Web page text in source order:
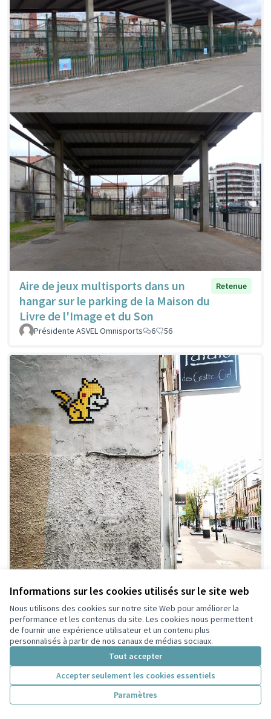
Informations sur les cookies utilisés sur le site web
Nous utilisons des cookies sur notre site Web pour améliorer la
performance et les contenus du site. Les cookies nous permettent
de fournir une expérience utilisateur et un contenu plus
personnalisés à partir de nos canaux de médias sociaux.
Tout accepter
Accepter seulement les cookies essentiels
Paramètres
Aire de jeux multisports dans un
hangar sur le parking de la Maison du
Livre de l'Image et du Son
Retenue
Présidente ASVEL Omnisports 6 56
Œuvres de Street Art géantes
Retenue
Latrompette
6 30